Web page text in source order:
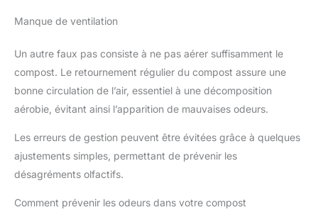
Manque de ventilation
Un autre faux pas consiste à ne pas aérer suffisamment le
compost. Le retournement régulier du compost assure une
bonne circulation de l’air, essentiel à une décomposition
aérobie, évitant ainsi l’apparition de mauvaises odeurs.
Les erreurs de gestion peuvent être évitées grâce à quelques
ajustements simples, permettant de prévenir les
désagréments olfactifs.
Comment prévenir les odeurs dans votre compost